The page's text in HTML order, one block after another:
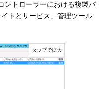
ントローラーにおける複製パ
トとサービス」管理ツール